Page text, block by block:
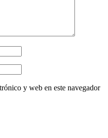
y web en este navegador